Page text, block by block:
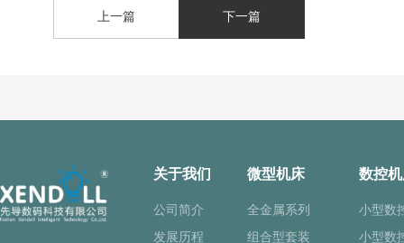
上一篇 下一篇
关于我们
公司简介
发展历程
微型机床
全金属系列
组合型套装
数控
小型数
小型数